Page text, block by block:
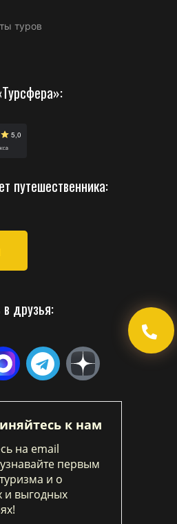
туров
путешественника:
друзья:
к нам
на email
первым
и о
и выгодных